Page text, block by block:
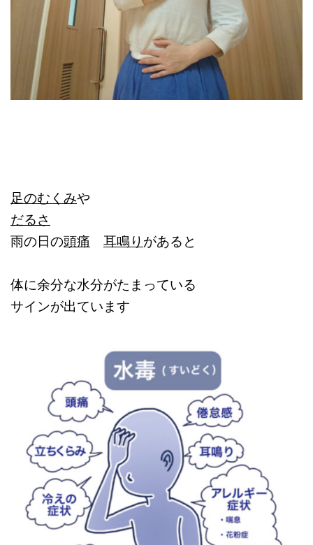
足のむくみや
だるさ
雨の日の頭痛 耳鳴りがあると
体に余分な水分がたまっている
サインが出ています